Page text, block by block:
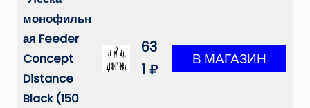
монофильн
ая Feeder
Concept
Distance
Black (150
63
1 ₽